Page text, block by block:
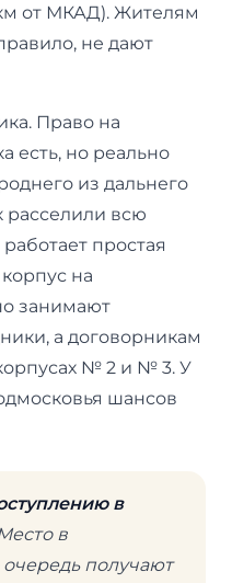
от МКАД). Жителям
не дают
Право на
есть, но реально
из дальнего
расселили всю
простая
на
занимают
а договорникам
№ 2 и № 3. У
шансов
в
в
получают